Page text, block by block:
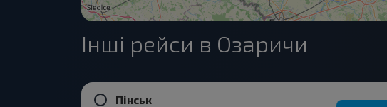
Інші рейси в Озаричи
Пінськ